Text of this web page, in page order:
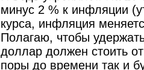
минус 2 % к инфляции
курса, инфляция
Полагаю, чтобы
доллар должен стоить
поры до времени так и